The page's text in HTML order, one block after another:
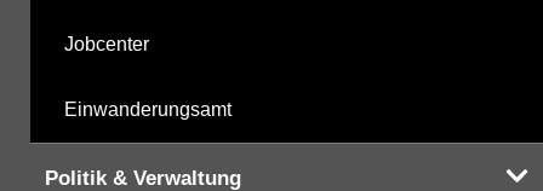
Jobcenter
Einwanderungsamt
Politik & Verwaltung